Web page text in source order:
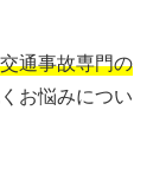
通事故専門の
お悩みについ